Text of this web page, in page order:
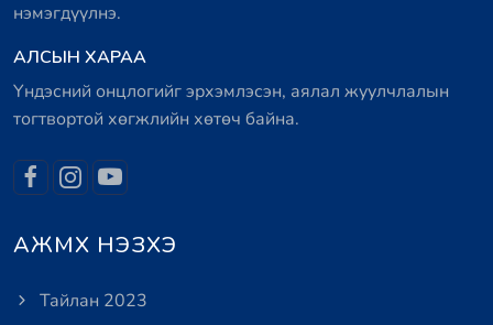
нэмэгдүүлнэ.
АЛСЫН ХАРАА
Үндэсний онцлогийг эрхэмлэсэн, аялал жуулчлалын
тогтвортой хөгжлийн хөтөч байна.
АЖМХ НЭЗХЭ
Тайлан 2023